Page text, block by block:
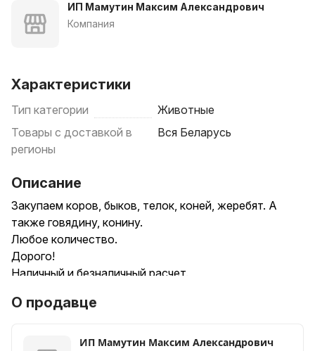
ИП Мамутин Максим Александрович
Компания
Характеристики
Тип категории
Животные
Товары с доставкой в
регионы
Вся Беларусь
Описание
Закупаем коров, быков, телок, коней, жеребят. А
также говядину, конину.
Любое количество.
Дорого!
Наличный и безналичный расчет.
О продавце
ИП Мамутин Максим Александрович